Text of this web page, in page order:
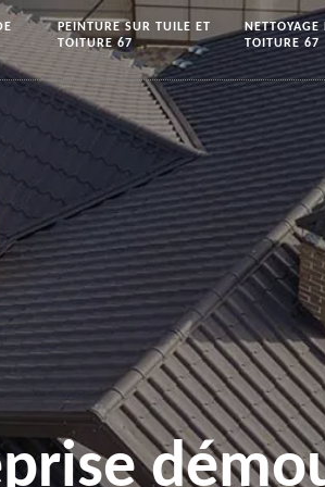
PEINTURE SUR TUILE ET
TOITURE 67
NETTOYAGE
TOITURE 67